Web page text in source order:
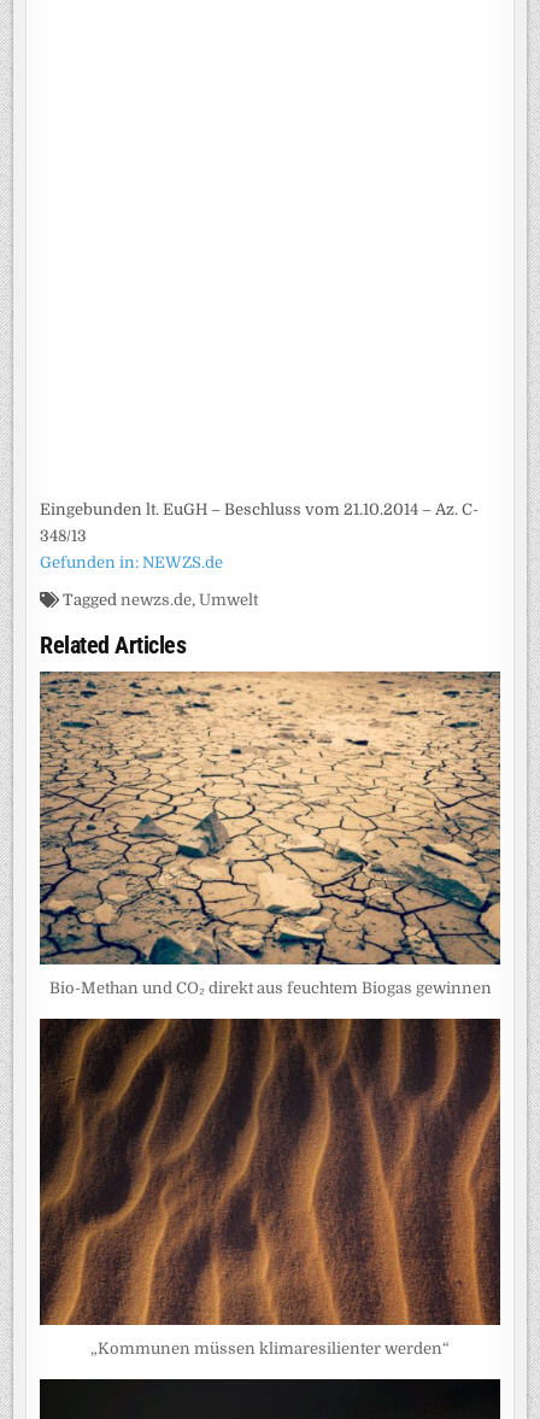
Eingebunden lt. EuGH – Beschluss vom 21.10.2014 – Az. C-
348/13
Gefunden in: NEWZS.de
Taggednewzs.de,Umwelt
Related Articles
Bio-Methan und CO₂ direkt aus feuchtem Biogas gewinnen
„Kommunen müssen klimaresilienter werden“